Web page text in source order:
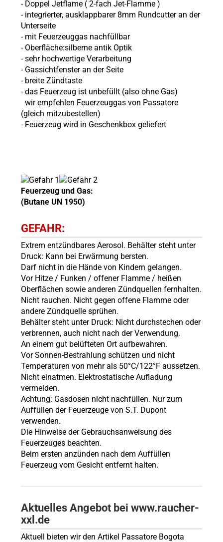
- Doppel Jetflame (2-fach Jet-Flamme )
- integrierter, ausklappbarer 8mm Rundcutter an der
Unterseite
- mit Feuerzeuggas nachfüllbar
- Oberfläche:silberne antik Optik
- sehr hochwertige Verarbeitung
- Gassichtfenster an der Seite
- breite Zündtaste
- das Feuerzeug ist unbefüllt (also ohne Gas)
wir empfehlen Feuerzeuggas von Passatore
(gleich mitzubestellen)
- Feuerzeug wird in Geschenkbox geliefert
Feuerzeug und Gas:
(Butane UN 1950)
GEFAHR:
Extrem entzündbares Aerosol. Behälter steht unter
Druck: Kann bei Erwärmung bersten.
Darf nicht in die Hände von Kindern gelangen.
Vor Hitze / Funken / offener Flamme / heißen
Oberflächen sowie anderen Zündquellen fernhalten.
Nicht rauchen. Nicht gegen offene Flamme oder
andere Zündquelle sprühen.
Behälter steht unter Druck: Nicht durchstechen oder
verbrennen, auch nicht nach der Verwendung.
An einem gut belüfteten Ort aufbewahren.
Vor Sonnen-Bestrahlung schützen und nicht
Temperaturen von mehr als 50°C/122°F aussetzen.
Nicht einatmen. Elektrostatische Aufladung
vermeiden.
Achtung: Gasdosen nicht nachfüllen. Nur zum
Auffüllen der Feuerzeuge von S.T. Dupont
verwenden.
Die Hinweise der Gebrauchsanweisung des
Feuerzeuges beachten.
Beim ersten anzünden nach dem Auffüllen
Feuerzeug vom Gesicht entfernt halten.
Aktuelles Angebot bei www.raucher-
xxl.de
Aktuell bieten wir den Artikel Passatore Bogota